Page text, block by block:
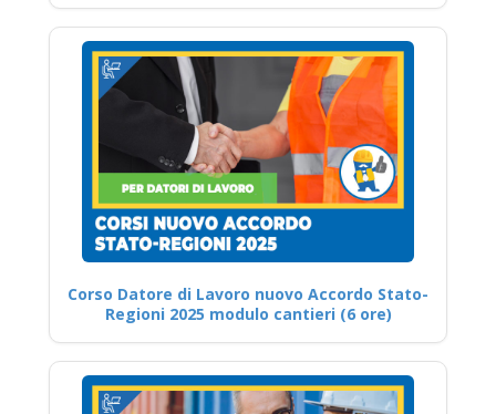
Corso Datore di Lavoro nuovo Accordo Stato-
Regioni 2025 modulo cantieri (6 ore)